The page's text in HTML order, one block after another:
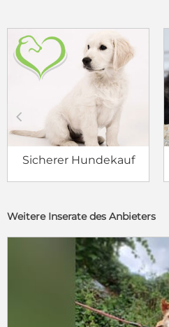
Sicherer Hundekauf
c
Weitere Inserate des Anbieters